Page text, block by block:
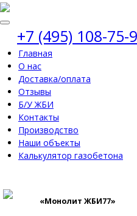
+7 (495) 108-75-
Главная
О нас
Доставка/оплата
Отзывы
Б/У ЖБИ
Контакты
Производство
Наши объекты
Калькулятор газобетона
«Монолит ЖБИ77»